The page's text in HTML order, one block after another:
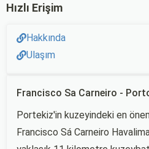
Hızlı Erişim
Hakkında
Ulaşım
Francisco Sa Carneiro -
Portekiz'in kuzeyindeki en
Francisco Sá Carneiro